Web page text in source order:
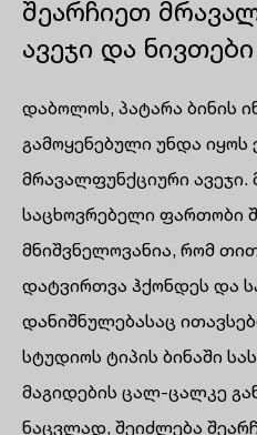
შეარჩიეთ
ავეჯი და ნივთები
დაბოლოს, პატარა ბინის
გამოყენებული უნდა
მრავალფუნქციური ავეჯი.
საცხოვრებელი ფართობი
მნიშვნელოვანია, რომ
დატვირთვა ჰქონდეს და
დანიშნულებასაც
სტუდიოს ტიპის ბინაში
მაგიდების ცალ-ცალკე
ნაცვლად, შეიძლება